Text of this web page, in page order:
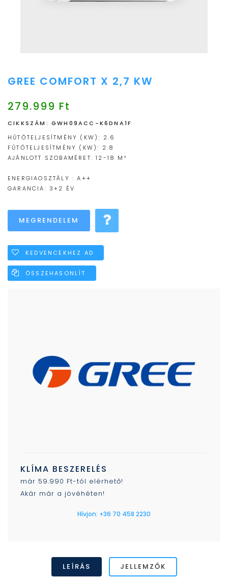
GREE COMFORT X 2,7 KW
279.999 Ft
CIKKSZÁM: GWH09ACC-K6DNA1F
HŰTŐTELJESÍTMÉNY (KW): 2.6
FŰTŐTELJESÍTMÉNY (KW): 2.8
AJÁNLOTT SZOBAMÉRET: 12-18 M²
ENERGIAOSZTÁLY : A++
GARANCIA: 3+2 ÉV
KEDVENCEKHEZ AD
ÖSSZEHASONLÍT
KLÍMA BESZERELÉS
már 59.990 Ft-tól elérhető!
Akár már a jövéhéten!
Hívjon: +36 70 458 2230
LEÍRÁS JELLEMZŐK